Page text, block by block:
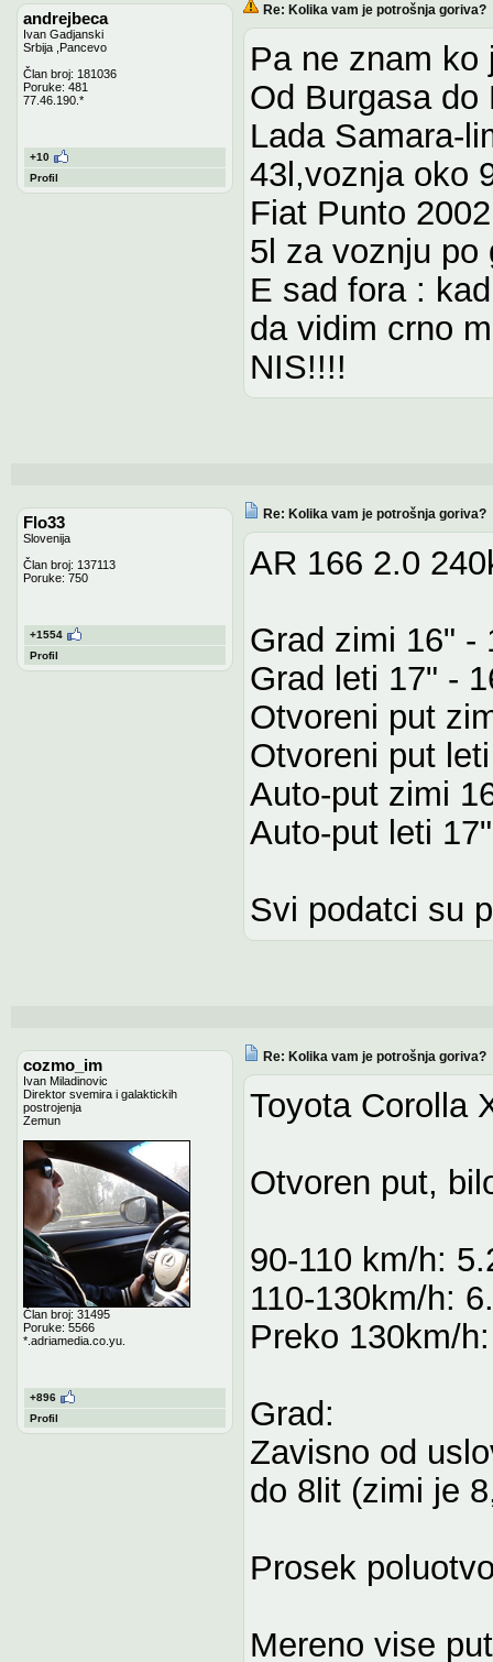
andrejbeca
Ivan Gadjanski
Srbija ,Pancevo
Član broj: 181036
Poruke: 481
77.46.190.*
+10
Profil
Re: Kolika vam je potrošnja goriva?
Pa ne znam ko
Od Burgasa do
Lada Samara-
43l,voznja oko
Fiat Punto
5l za voznju po
E sad fora :
da vidim crno
NIS!!!!
Flo33
Slovenija
Član broj: 137113
Poruke: 750
+1554
Profil
Re: Kolika vam je potrošnja goriva?
AR 166 2.0
Grad zimi 16" -
Grad leti 17" -
Otvoreni put
Otvoreni put
Auto-put zimi
Auto-put leti
Svi podatci su
cozmo_im
Ivan Miladinovic
Direktor svemira i galaktickih
postrojenja
Zemun
Član broj: 31495
Poruke: 5566
*.adriamedia.co.yu.
+896
Profil
Re: Kolika vam je potrošnja goriva?
Toyota Corolla
Otvoren put,
90-110 km/h:
110-130km/h:
Preko 130km/
Grad:
Zavisno od
do 8lit (zimi je
Prosek
Mereno vise